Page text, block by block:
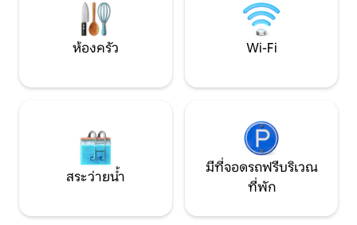
หลังการเที่ยวชมสถานที่สนุกๆขอแสดง
ความนับถือ!
ห้องครัว Wi-Fi
สระว่ายน้ำ
มีที่จอดรถฟรีบริเวณ
ที่พัก